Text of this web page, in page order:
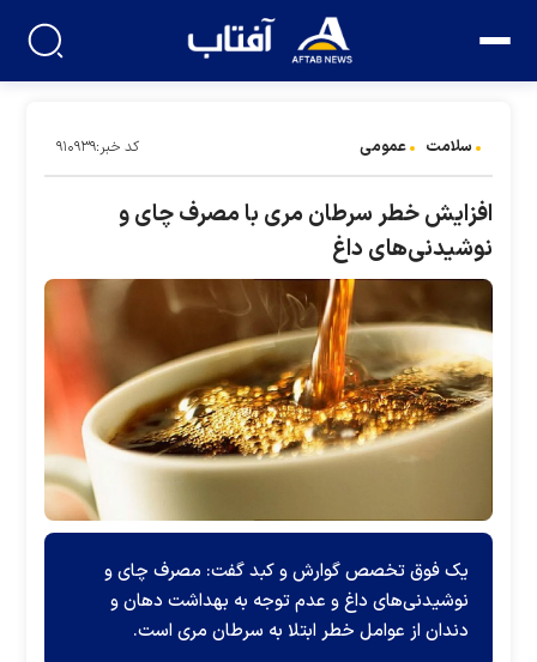
سلامت عمومی کد خبر:۹۱۰۹۳۹
افزایش خطر سرطان مری با مصرف چای و
نوشیدنی‌های داغ
یک فوق تخصص گوارش و کبد گفت: مصرف چای و
نوشیدنی‌های داغ و عدم توجه به بهداشت دهان و
دندان از عوامل خطر ابتلا به سرطان مری است.